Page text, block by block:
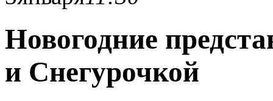
Новогодние
и Снегурочкой